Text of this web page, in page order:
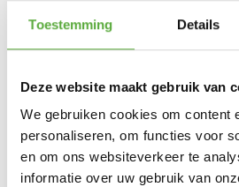
Toestemming Details
Deze website maakt gebruik van
We gebruiken cookies om content
personaliseren, om functies voor
en om ons websiteverkeer te
informatie over uw gebruik van
SKU4622020
Kamperen
Productkleur Blauw